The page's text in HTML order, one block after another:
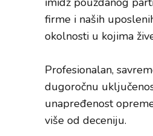
firme i naših
okolnosti u kojima
Profesionalan,
dugoročnu
unapređenost
više od deceniju.